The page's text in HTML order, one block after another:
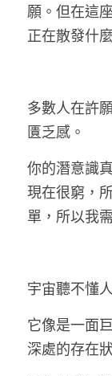
願。但在這
正在散發什
多數人在許
匱乏感。
你的潛意識
現在很窮，
單，所以我
宇宙聽不懂
它像是一面
深處的存在